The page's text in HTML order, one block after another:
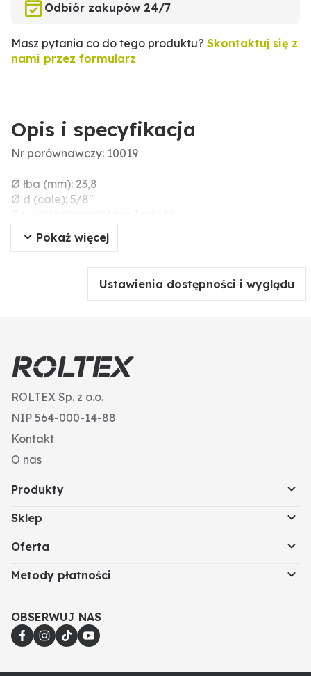
Odbiór zakupów 24/7
Masz pytania co do tego produktu? Skontaktuj się z
nami przez formularz
Opis i specyfikacja
Nr porównawczy: 10019
Ø łba (mm): 23,8
Ø d (cale): 5/8"
Napęd (mm): 12,7
Powierzchnia: ocynk galwaniczny
Typ: śruby z łbem walcowym
Łeb: gniazdo sześciokątne
Typ gwintu: UNC
Materiał: stal
Ø D (mm): 15,88 (5/8")
Wysokość głowicy (mm): 15,9
Napęd: gniazdo sześciokątne
Pokaż więcej
Ustawienia dostępności i wyglądu
ROLTEX Sp. z o.o.
NIP 564-000-14-88
Kontakt
O nas
Produkty
Sklep
Oferta
Metody płatności
OBSERWUJ NAS